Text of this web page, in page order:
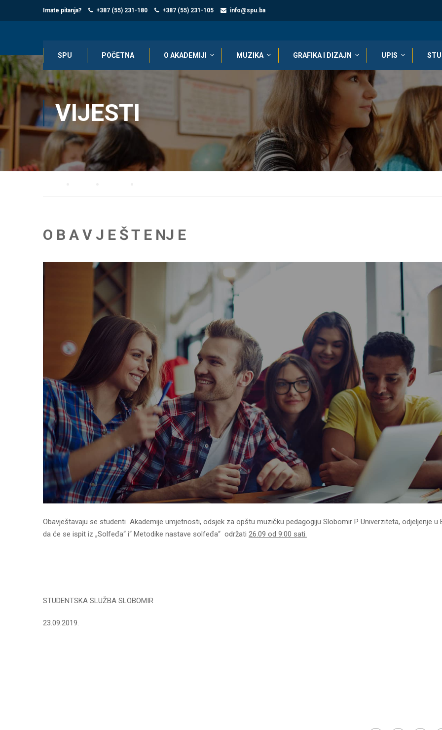
Imate pitanja? +387 (55) 231-180 +387 (55) 231-105 info@spu.ba
SPU POČETNA O AKADEMIJI MUZIKA GRAFIKA I DIZAJN UPIS
VIJESTI
O B A V J E Š T E NJ E
Obavještavaju se studenti Akademije umjetnosti, odsjek za opštu muzičku pedagogiju Slobomir P Univerziteta, odjeljenje u
da će se ispit iz „Solfeđa“ i“ Metodike nastave solfeđa“ održati 26.09 od 9:00 sati.
STUDENTSKA SLUŽBA SLOBOMIR
23.09.2019.